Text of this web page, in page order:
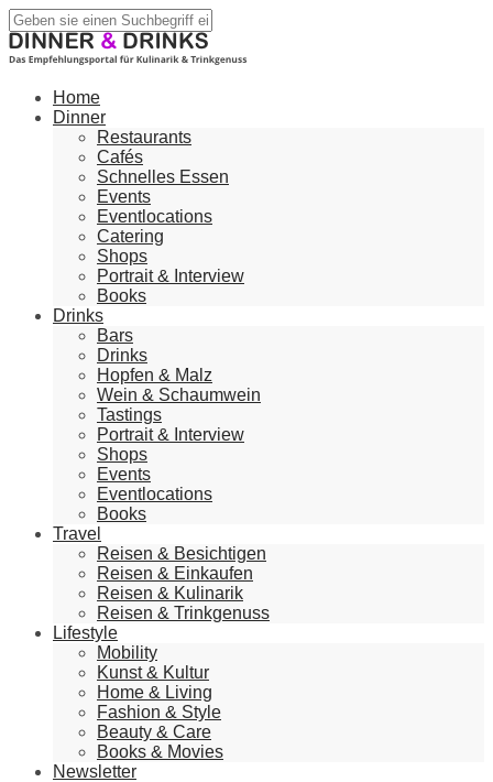
Home
Dinner
Restaurants
Cafés
Schnelles Essen
Events
Eventlocations
Catering
Shops
Portrait & Interview
Books
Drinks
Bars
Drinks
Hopfen & Malz
Wein & Schaumwein
Tastings
Portrait & Interview
Shops
Events
Eventlocations
Books
Travel
Reisen & Besichtigen
Reisen & Einkaufen
Reisen & Kulinarik
Reisen & Trinkgenuss
Lifestyle
Mobility
Kunst & Kultur
Home & Living
Fashion & Style
Beauty & Care
Books & Movies
Newsletter